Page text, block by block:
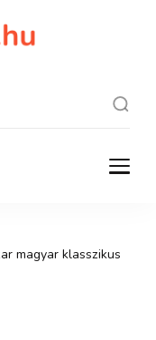
ami finom lesz.
magyar klasszikus